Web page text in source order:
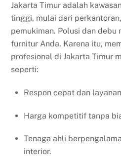
Jakarta Timur adalah
tinggi, mulai dari
pemukiman. Polusi dan debu
furnitur Anda. Karena itu,
profesional di Jakarta Timur
seperti:
Respon cepat dan
Harga kompetitif tanpa
Tenaga ahli
interior.